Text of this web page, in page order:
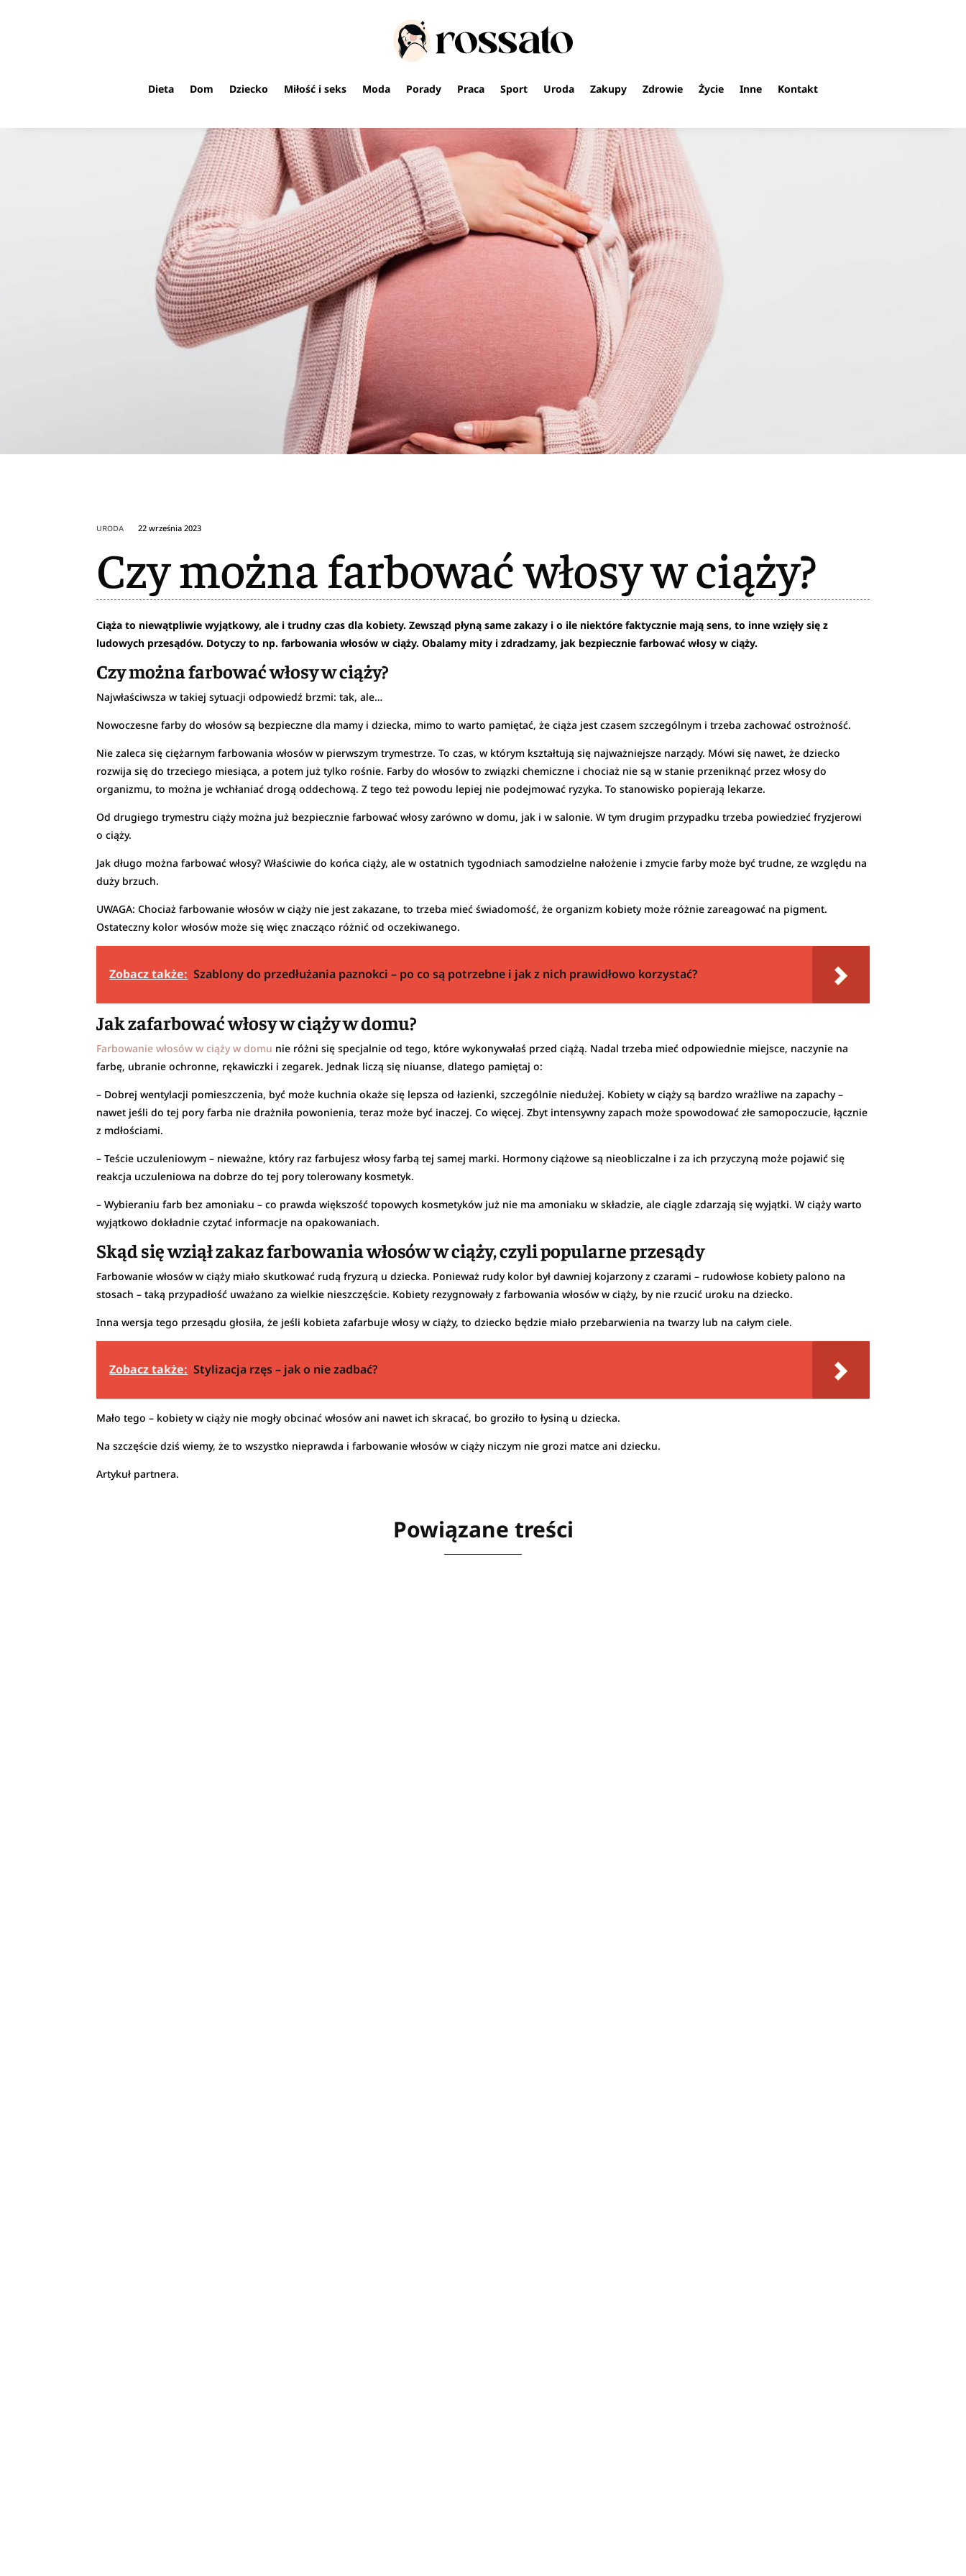
Dieta Dom Dziecko Miłość i seks Moda Porady Praca Sport Uroda Zakupy Zdrowie Życie Inne Kontakt
URODA 22 września 2023
Czy można farbować włosy w ciąży?
Ciąża to niewątpliwie wyjątkowy, ale i trudny czas dla kobiety. Zewsząd płyną same zakazy i o ile niektóre faktycznie mają sens, to inne wzięły się z
ludowych przesądów. Dotyczy to np. farbowania włosów w ciąży. Obalamy mity i zdradzamy, jak bezpiecznie farbować włosy w ciąży.
Czy można farbować włosy w ciąży?
Najwłaściwsza w takiej sytuacji odpowiedź brzmi: tak, ale…
Nowoczesne farby do włosów są bezpieczne dla mamy i dziecka, mimo to warto pamiętać, że ciąża jest czasem szczególnym i trzeba zachować ostrożność.
Nie zaleca się ciężarnym farbowania włosów w pierwszym trymestrze. To czas, w którym kształtują się najważniejsze narządy. Mówi się nawet, że dziecko
rozwija się do trzeciego miesiąca, a potem już tylko rośnie. Farby do włosów to związki chemiczne i chociaż nie są w stanie przeniknąć przez włosy do
organizmu, to można je wchłaniać drogą oddechową. Z tego też powodu lepiej nie podejmować ryzyka. To stanowisko popierają lekarze.
Od drugiego trymestru ciąży można już bezpiecznie farbować włosy zarówno w domu, jak i w salonie. W tym drugim przypadku trzeba powiedzieć fryzjerowi
o ciąży.
Jak długo można farbować włosy? Właściwie do końca ciąży, ale w ostatnich tygodniach samodzielne nałożenie i zmycie farby może być trudne, ze względu na
duży brzuch.
UWAGA: Chociaż farbowanie włosów w ciąży nie jest zakazane, to trzeba mieć świadomość, że organizm kobiety może różnie zareagować na pigment.
Ostateczny kolor włosów może się więc znacząco różnić od oczekiwanego.
Zobacz także: Szablony do przedłużania paznokci – po co są potrzebne i jak z nich prawidłowo korzystać?
Jak zafarbować włosy w ciąży w domu?
Farbowanie włosów w ciąży w domu nie różni się specjalnie od tego, które wykonywałaś przed ciążą. Nadal trzeba mieć odpowiednie miejsce, naczynie na
farbę, ubranie ochronne, rękawiczki i zegarek. Jednak liczą się niuanse, dlatego pamiętaj o:
– Dobrej wentylacji pomieszczenia, być może kuchnia okaże się lepsza od łazienki, szczególnie niedużej. Kobiety w ciąży są bardzo wrażliwe na zapachy –
nawet jeśli do tej pory farba nie drażniła powonienia, teraz może być inaczej. Co więcej. Zbyt intensywny zapach może spowodować złe samopoczucie, łącznie
z mdłościami.
– Teście uczuleniowym – nieważne, który raz farbujesz włosy farbą tej samej marki. Hormony ciążowe są nieobliczalne i za ich przyczyną może pojawić się
reakcja uczuleniowa na dobrze do tej pory tolerowany kosmetyk.
– Wybieraniu farb bez amoniaku – co prawda większość topowych kosmetyków już nie ma amoniaku w składzie, ale ciągle zdarzają się wyjątki. W ciąży warto
wyjątkowo dokładnie czytać informacje na opakowaniach.
Skąd się wziął zakaz farbowania włosów w ciąży, czyli popularne przesądy
Farbowanie włosów w ciąży miało skutkować rudą fryzurą u dziecka. Ponieważ rudy kolor był dawniej kojarzony z czarami – rudowłose kobiety palono na
stosach – taką przypadłość uważano za wielkie nieszczęście. Kobiety rezygnowały z farbowania włosów w ciąży, by nie rzucić uroku na dziecko.
Inna wersja tego przesądu głosiła, że jeśli kobieta zafarbuje włosy w ciąży, to dziecko będzie miało przebarwienia na twarzy lub na całym ciele.
Zobacz także: Stylizacja rzęs – jak o nie zadbać?
Mało tego – kobiety w ciąży nie mogły obcinać włosów ani nawet ich skracać, bo groziło to łysiną u dziecka.
Na szczęście dziś wiemy, że to wszystko nieprawda i farbowanie włosów w ciąży niczym nie grozi matce ani dziecku.
Artykuł partnera.
Powiązane treści